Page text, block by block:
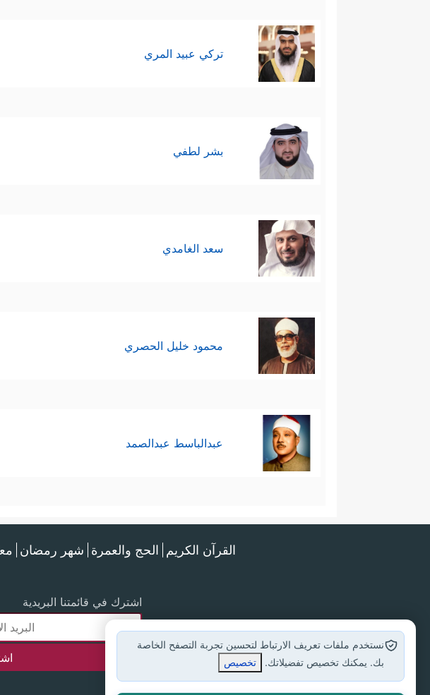
تركي عبيد المري
بشر لطفي
سعد الغامدي
محمود خليل الحصري
عبدالباسط عبدالصمد
القرآن الكريم الحج والعمرة شهر رمضان
اشترك في قائمتنا البريدية
نستخدم ملفات تعريف الارتباط لتحسين تجربة التصفح الخاصة
بك. يمكنك تخصيص تفضيلاتك.
تخصيص